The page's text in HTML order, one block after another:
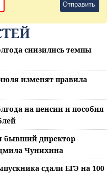
Отправить
снизились темпы
изменят правила
на пенсии и пособия
бывший директор
Чунихина
сдали ЕГЭ на 100